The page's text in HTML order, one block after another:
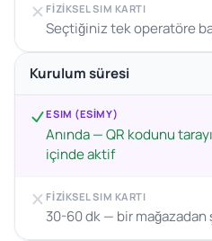
FIZIKSEL SIM KARTI
Seçtiğiniz tek operatöre
Kurulum süresi
ESIM (ESIMY)
Anında — QR kodunu
içinde aktif
FIZIKSEL SIM KARTI
30-60 dk — bir mağazadan